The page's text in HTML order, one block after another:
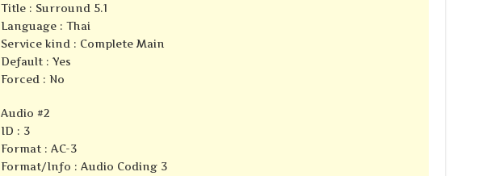
Title : Surround 5.1
Language : Thai
Service kind : Complete Main
Default : Yes
Forced : No
Audio #2
ID : 3
Format : AC-3
Format/Info : Audio Coding 3